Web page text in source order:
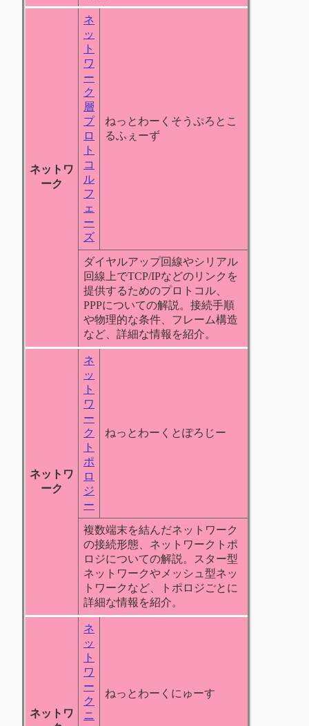
ネットワ
ーク
ネ
ッ
ト
ワ
ー
ク
層
プ
ロ
ト
コ
ル
フ
ェ
ー
ズ
ねっとわーくそうぷろとこ
るふぇーず
ダイヤルアップ回線やシリアル
回線上でTCP/IPなどのリンクを
提供するためのプロトコル、
PPPについての解説。接続手順
や物理的な条件、フレーム構造
など、詳細な情報を紹介。
ネットワ
ーク
ネ
ッ
ト
ワ
ー
ク
ト
ポ
ロ
ジ
ー
ねっとわーくとぽろじー
複数端末を結んだネットワーク
の接続形態、ネットワークトポ
ロジについての解説。スター型
ネットワークやメッシュ型ネッ
トワークなど、トポロジごとに
詳細な情報を紹介。
ネットワ
ネ
ッ
ト
ワ
ー
ク
ニ
ねっとわーくにゅーす